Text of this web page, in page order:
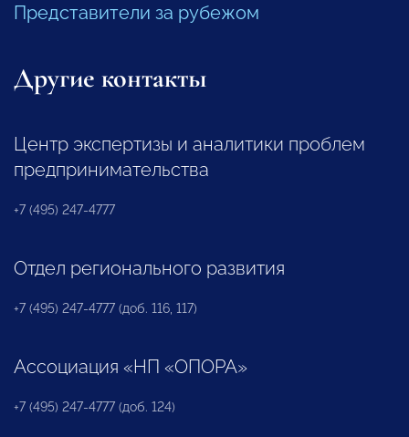
Представители за рубежом
Другие контакты
Центр экспертизы и аналитики проблем
предпринимательства
+7 (495) 247-4777
Отдел регионального развития
+7 (495) 247-4777 (доб. 116, 117)
Ассоциация «НП «ОПОРА»
+7 (495) 247-4777 (доб. 124)